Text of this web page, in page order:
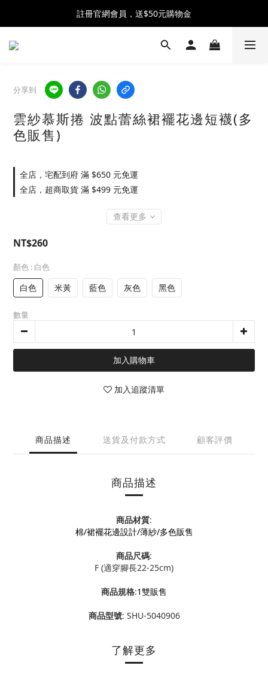
全館消費滿$2500 贈 ♡ 冰淇淋提霸杯 ♡
註冊官網會員，送$50元購物金
全館消費滿$2500 贈 ♡ 冰淇淋提霸杯 ♡
分享到
雲紗慕斯捲 波點蕾絲裙襬花邊短襪(多
色販售)
全店，宅配到府 滿 $650 元免運
全店，超商取貨 滿 $499 元免運
查看更多
NT$260
顏色 : 白色
白色 米黃 藍色 灰色 黑色
數量
加入購物車
加入追蹤清單
商品描述 送貨及付款方式 顧客評價
商品描述
商品材質:
棉/裙襬花邊設計/薄紗/多色販售
商品尺碼:
F (適穿腳長22-25cm)
商品規格:1雙販售
商品型號: SHU-5040906
了解更多